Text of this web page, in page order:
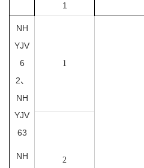
1
NH
YJV
6
2、
NH
YJV
63
NH
1
2